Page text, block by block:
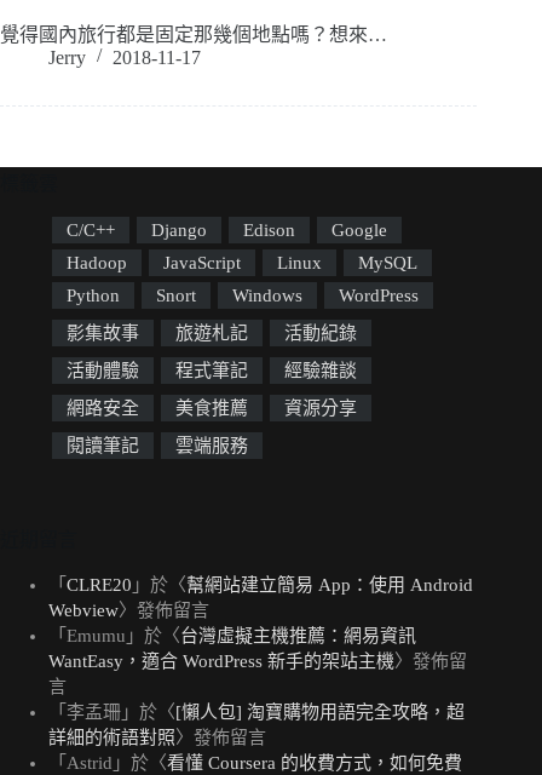
覺得國內旅行都是固定那幾個地點嗎？想來…
Jerry
2018-11-17
C/C++ Django Edison
Google
Hadoop
JavaScript Linux
MySQL
Python
Snort Windows
WordPress
影集故事
旅遊札記
活動紀錄
活動體驗
程式筆記
經驗雜談
網路安全
美食推薦
資源分享
閱讀筆記
雲端服務
「 CLRE20 」於〈幫網站建立簡易 App：使用 Android
Webview〉發佈留言
「 Emumu 」於〈台灣虛擬主機推薦：網易資訊
WantEasy，適合 WordPress 新手的架站主機〉發佈留
言
「 李孟珊 」於〈[懶人包] 淘寶購物用語完全攻略，超
詳細的術語對照〉發佈留言
「 Astrid 」於〈看懂 Coursera 的收費方式，如何免費